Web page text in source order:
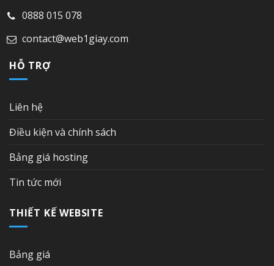
0888 015 078
contact@web1giay.com
HỖ TRỢ
Liên hệ
Điều kiện và chính sách
Bảng giá hosting
Tin tức mới
THIẾT KẾ WEBSITE
Bảng giá